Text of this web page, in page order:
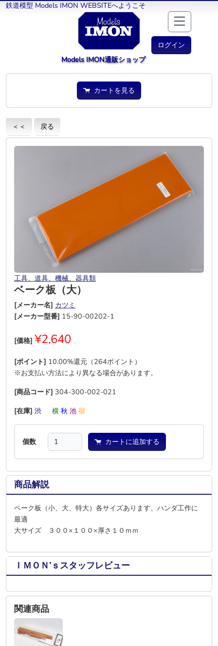
鉄道模型 Models IMON WEBSITEへようこそ
ログイン
Models IMON通販ショップ
カートを見る
＜＜ 戻る
工具、道具、機械、器具類
ベーク板（大）
[メーカー名] カツミ
[メーカー型番] 15-90-00202-1
[価格] ¥2,640
[ポイント] 10.00%還元（264ポイント）
※お支払い方法により異なる場合があります。
[商品コード] 304-300-002-021
[在庫] 渋 横 秋 池 宿
個数 カートに追加する
商品解説
ベーク板（小、大、特大）各サイズあります、ハンダ工作に
最適
大サイズ ３００×１００×厚さ１０ｍｍ
ＩＭＯＮ’ｓスタッフレビュー
関連商品